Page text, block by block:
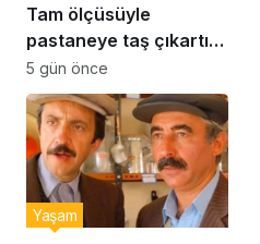
Tam ölçüsüyle
pastaneye taş çıkartır:
Şekerpare tarifi
5 gün önce
Yaşam